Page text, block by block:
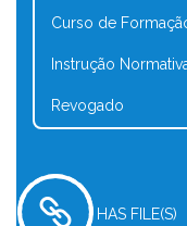
Curso de
Instrução
Revogado
HAS FILE(S)